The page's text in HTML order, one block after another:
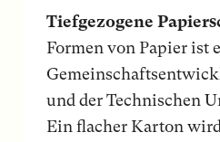
Tiefgezogene
Formen von Papier ist
und der Technischen
Ein flacher Karton wird